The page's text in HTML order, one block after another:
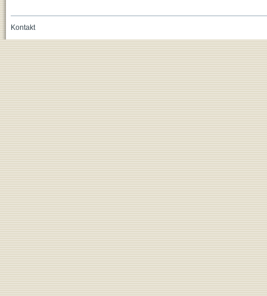
Kontakt